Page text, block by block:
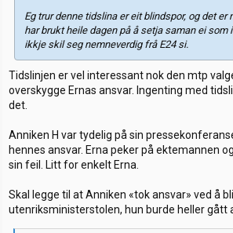
Eg trur denne tidslina er eit blindspor, og det er
har brukt heile dagen på å setja saman ei som
ikkje skil seg nemneverdig frå E24 si.
Tidslinjen er vel interessant nok den mtp
overskygge Ernas ansvar. Ingenting med
det.
Anniken H var tydelig på sin
hennes ansvar. Erna peker på ektemannen
sin feil. Litt for enkelt Erna.
Skal legge til at Anniken «tok ansvar» ved å
utenriksministerstolen, hun burde heller gått